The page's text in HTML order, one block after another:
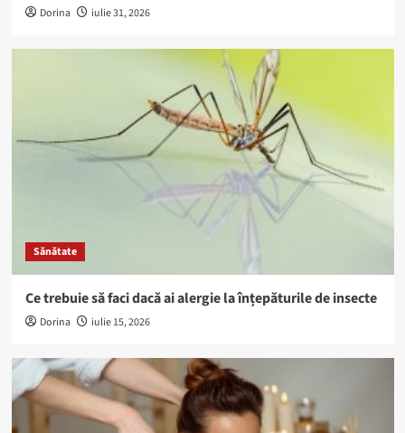
Dorina iulie 31, 2026
Sănătate
Ce trebuie să faci dacă ai alergie la înțepăturile de insecte
Dorina iulie 15, 2026